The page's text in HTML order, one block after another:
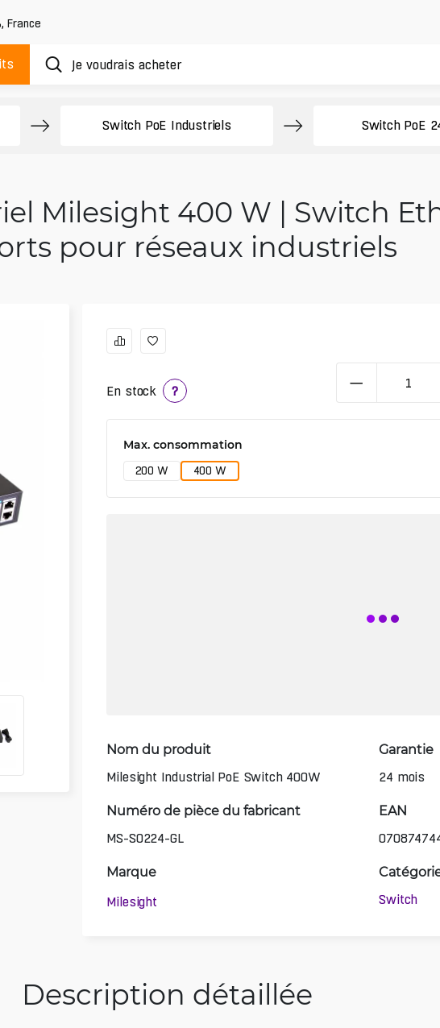
, France
Switch PoE Industriels Switch PoE
Milesight 400 W | Switch
pour réseaux industriels
En stock ?
Max. consommation
200 W 400 W
Nom du produit
Milesight Industrial PoE Switch 400W
Garantie
24 mois
Numéro de pièce du fabricant
MS-S0224-GL
EAN
Marque
Milesight Switch
Description détaillée